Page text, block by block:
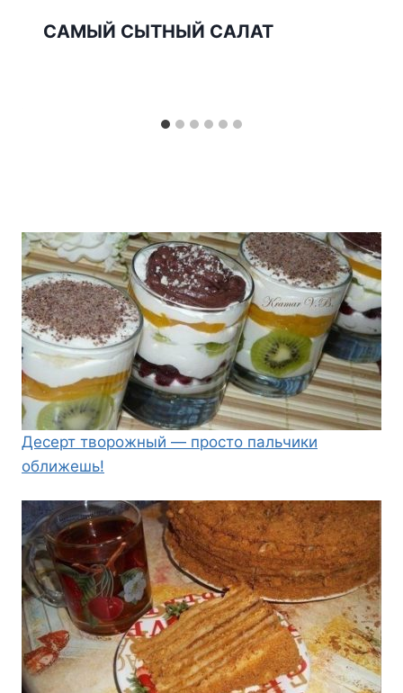
САМЫЙ СЫТНЫЙ САЛАТ
Десерт творожный — просто пальчики
оближешь!